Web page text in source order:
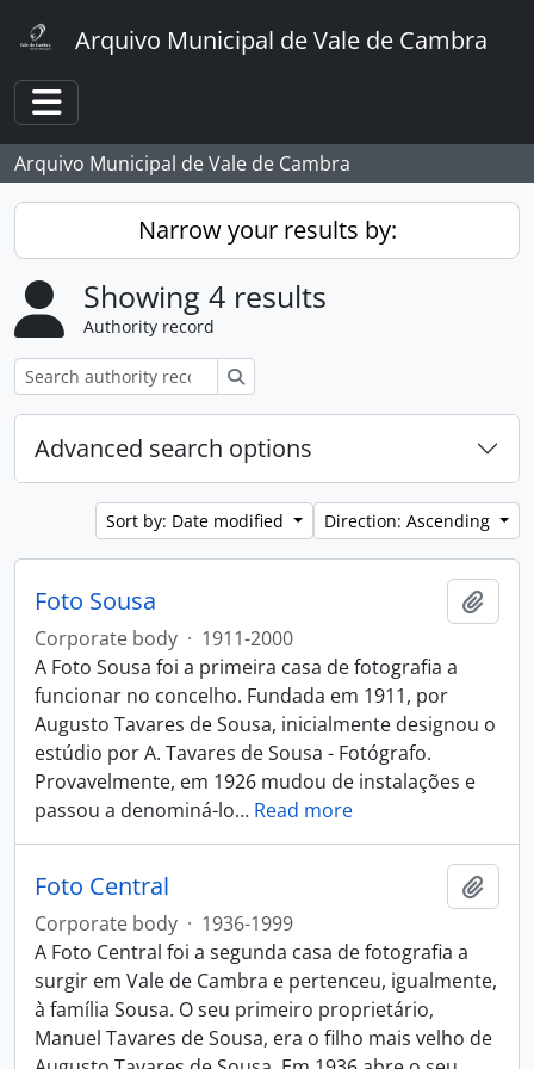
Arquivo Municipal de Vale de Cambra
Toggle navigation
Arquivo Municipal de Vale de Cambra
Narrow your results by:
Showing 4 results
Authority record
Advanced search options
Sort by: Date modified Direction: Ascending
Foto Sousa
Corporate body · 1911-2000
A Foto Sousa foi a primeira casa de fotografia a
funcionar no concelho. Fundada em 1911, por
Augusto Tavares de Sousa, inicialmente designou o
estúdio por A. Tavares de Sousa - Fotógrafo.
Provavelmente, em 1926 mudou de instalações e
passou a denominá-lo… Read more
Foto Central
Corporate body · 1936-1999
A Foto Central foi a segunda casa de fotografia a
surgir em Vale de Cambra e pertenceu, igualmente,
à família Sousa. O seu primeiro proprietário,
Manuel Tavares de Sousa, era o filho mais velho de